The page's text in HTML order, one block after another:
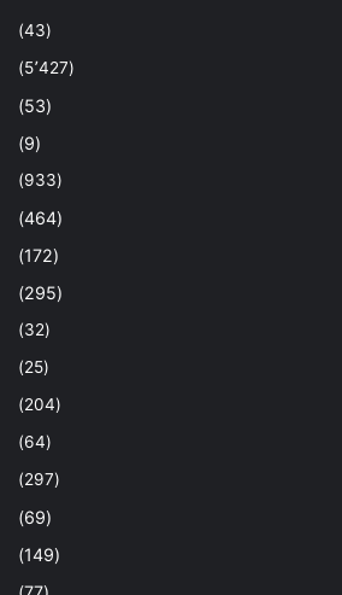
(43)
(5٬427)
(53)
(9)
(933)
(464)
(172)
(295)
(32)
(25)
(204)
(64)
(297)
(69)
(149)